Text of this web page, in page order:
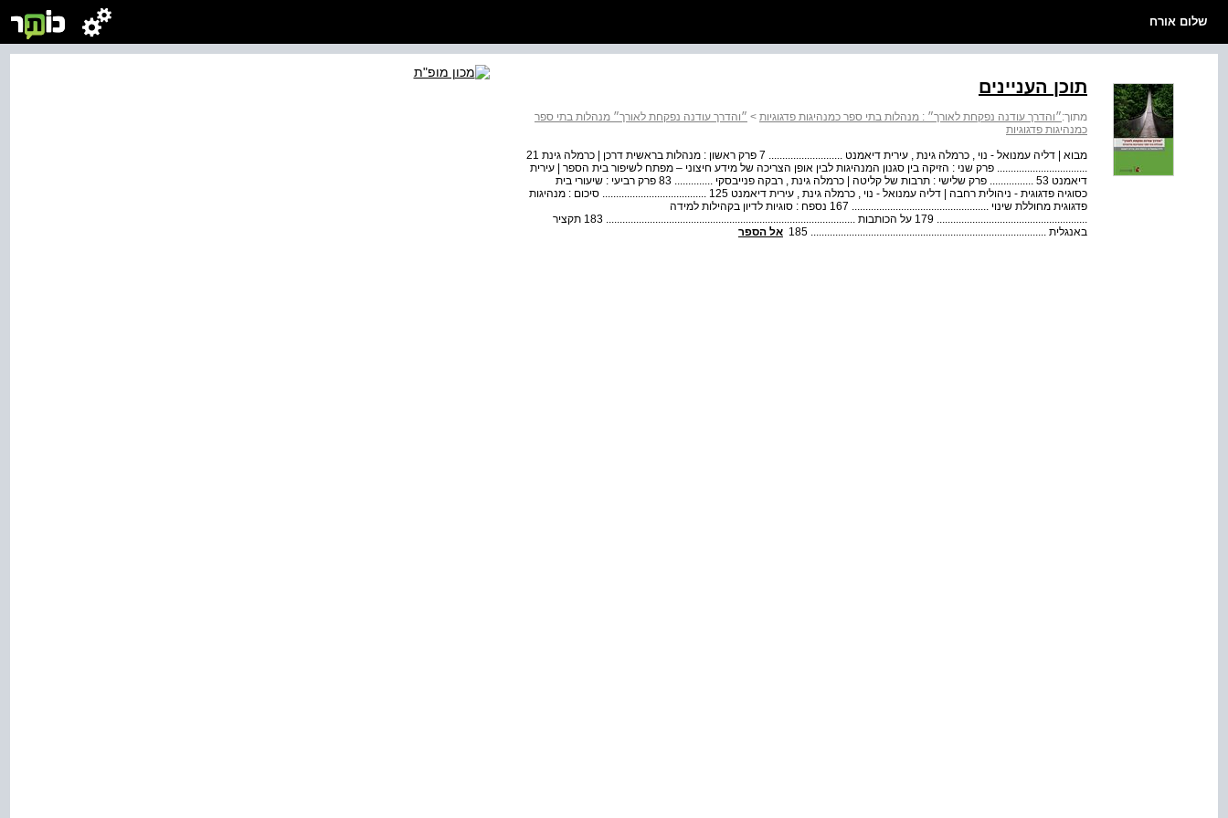
שלום אורח
תוכן העניינים
מתוך:״והדרך עודנה נפקחת לאורך״ : מנהלות בתי ספר כמנהיגות פדגוגיות > ״והדרך עודנה נפקחת לאורך״ מנהלות בתי ספר
כמנהיגות פדגוגיות
מבוא | דליה עמנואל - נוי , כרמלה גינת , עירית דיאמנט ........................... 7 פרק ראשון : מנהלות בראשית דרכן | כרמלה גינת 21
................................. פרק שני : הזיקה בין סגנון המנהיגות לבין אופן הצריכה של מידע חיצוני – מפתח לשיפור בית הספר | עירית
דיאמנט 53 ................ פרק שלישי : תרבות של קליטה | כרמלה גינת , רבקה פנייבסקי .............. 83 פרק רביעי : שיעורי בית
כסוגיה פדגוגית - ניהולית רחבה | דליה עמנואל - נוי , כרמלה גינת , עירית דיאמנט 125 ...................................... סיכום : מנהיגות
פדגוגית מחוללת שינוי .................................................. 167 נספח : סוגיות לדיון בקהילות למידה
....................................................... 179 על הכותבות ........................................................................................... 183 תקציר
באנגלית ...................................................................................... 185
אל הספר